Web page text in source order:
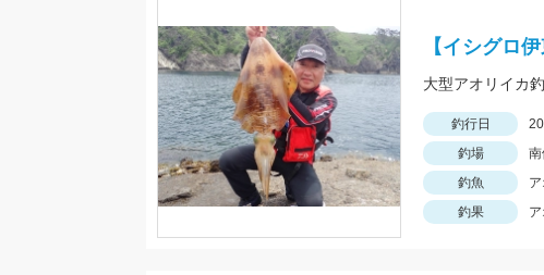
【イシグロ
大型アオリイカ
釣行日
釣場
南
釣魚
釣果